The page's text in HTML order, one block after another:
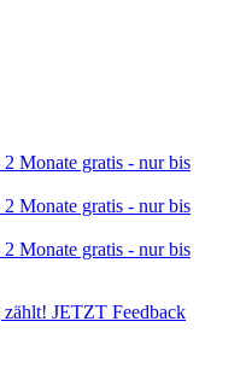
JETZT Feedback